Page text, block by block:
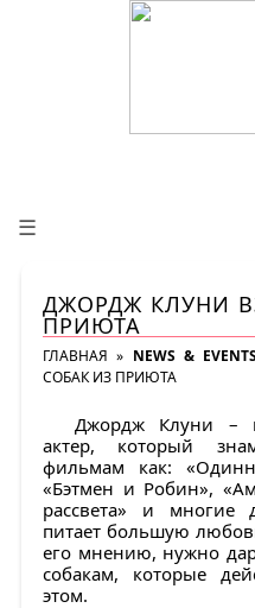
☰
ДЖОРДЖ КЛУНИ
ПРИЮТА
ГЛАВНАЯ » NEWS & EVENTS
СОБАК ИЗ ПРИЮТА
Джордж Клуни –
актер, который
фильмам как:
«Бэтмен и Робин‎»,‎
рассвета‎»‎ и
питает большую
его мнению, нужно
собакам, которые
этом.